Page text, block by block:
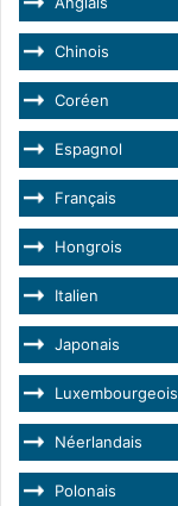
Chinois
Coréen
Espagnol
Français
Hongrois
Italien
Japonais
Luxembourgeois
Néerlandais
Polonais